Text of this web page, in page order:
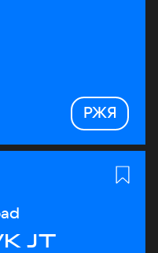
РЖЯ
JT